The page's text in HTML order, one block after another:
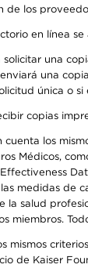
de los
en línea
una
una
única o
copias
cuenta los
Médicos,
medidas de
la salud
miembros.
mismos
de Kaiser